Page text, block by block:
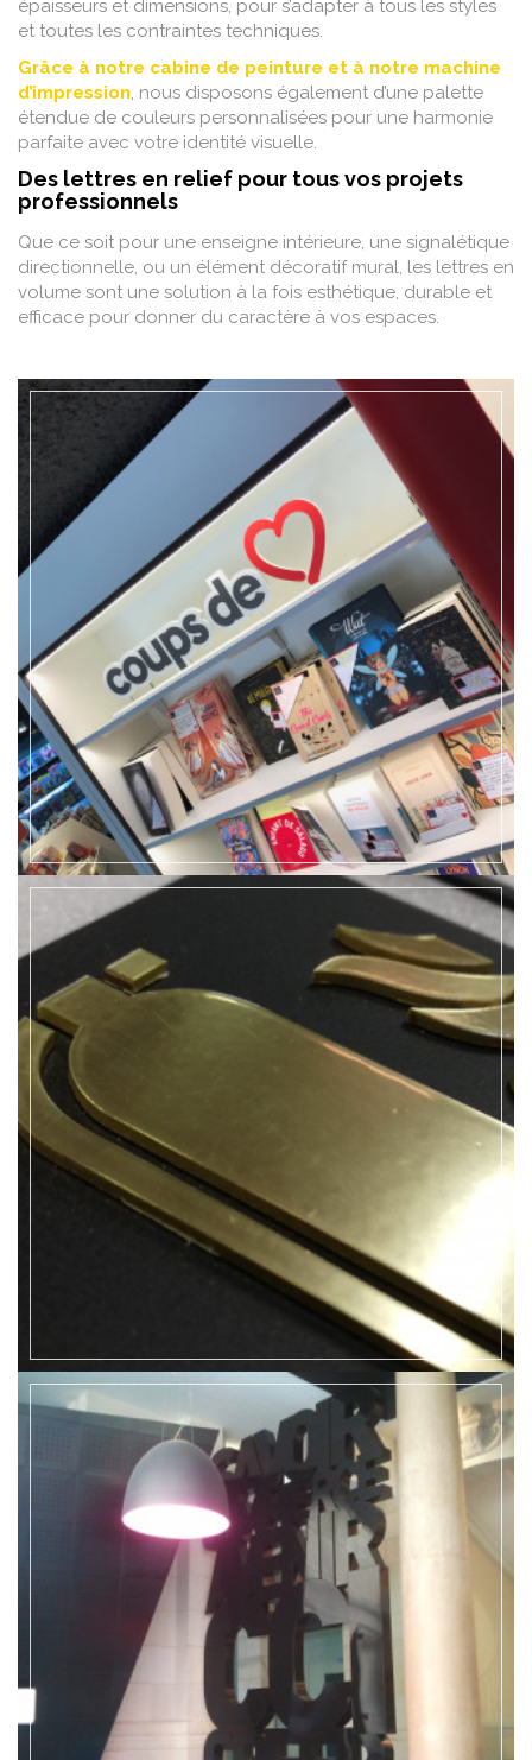
épaisseurs et dimensions, pour s’adapter à tous les styles
et toutes les contraintes techniques.
Grâce à notre cabine de peinture et à notre machine
d’impression, nous disposons également d’une palette
étendue de couleurs personnalisées pour une harmonie
parfaite avec votre identité visuelle.
Des lettres en relief pour tous vos projets
professionnels
Que ce soit pour une enseigne intérieure, une signalétique
directionnelle, ou un élément décoratif mural, les lettres en
volume sont une solution à la fois esthétique, durable et
efficace pour donner du caractère à vos espaces.
EN SAVOIR +
EN SAVOIR +
EN SAVOIR +